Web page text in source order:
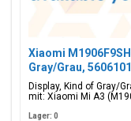
Xiaomi
Gray/Grau,
Display, Kind of Gray/
mit: Xiaomi Mi A3
Lager: 0